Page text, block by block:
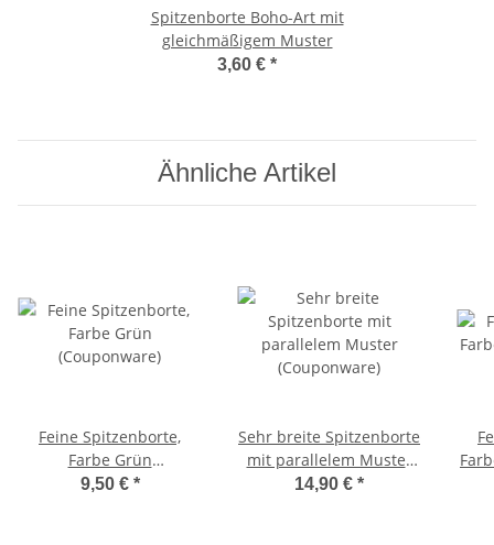
Spitzenborte Boho-Art mit
gleichmäßigem Muster
3,60 € *
Ähnliche Artikel
Feine Spitzenborte,
Farbe Grün
(Couponware)
9,50 € *
Sehr breite Spitzenborte
mit parallelem Muster
(Couponware)
14,90 € *